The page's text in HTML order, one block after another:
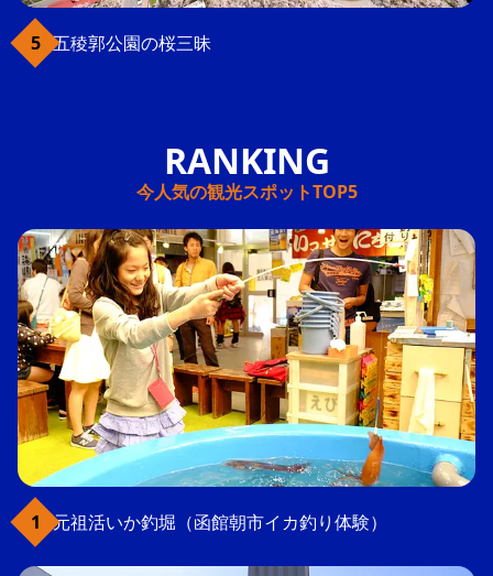
五稜郭公園の桜三昧
今人気の観光スポットTOP5
元祖活いか釣堀（函館朝市イカ釣り体験）